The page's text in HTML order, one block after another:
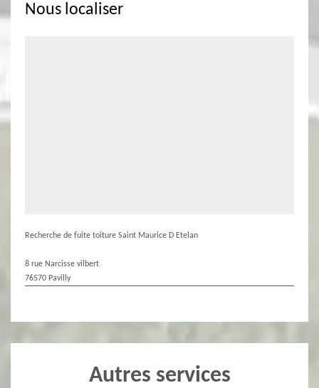
Nous localiser
Recherche de fuite toiture Saint Maurice D Etelan
8 rue Narcisse vilbert
76570 Pavilly
Autres services